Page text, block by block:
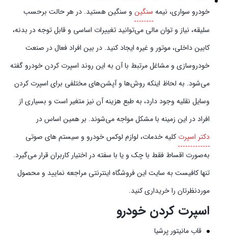
خودرو سواری، نیمه سنگین و سنگین هستید. در هر حالت برحسب
سلیقه، نیاز و توان مالی می‌توانید تغییرات اساسی و قابل توجه در بدنه،
کابین داخلی، موتور و غیره ایجاد کنید. در بین افراد فعال در صنعت
خودروسازی و مشاغل مرتبط با آن به این روند اسپرت کردن خودرو گفته
می‌شود. به لحاظ اینکه روش‌ها و آپشن‌های مختلفی برای اسپرت کردن
وسایل نقلیه وجود دارد، به طبع هزینه آن نیز متغیر است و بسیاری از
افراد در این زمینه با مشکل مواجه می‌شوند. بر همین اساس در
دکتر اسپرت کلیه خدمات، لوازم لوکس خودرو و سیستم‌ های صوتی
به‌صورت اقساط فقط با چک و یا با سفته در اختیار کاربران قرار می‌گیرد.
تنها کافیست به سایت این فروشگاه اینترنتی مراجعه نمایید و محصول
موردنظرتان را خریداری کنید.
اسپرت کردن خودرو
قاب مانیتور پرشیا